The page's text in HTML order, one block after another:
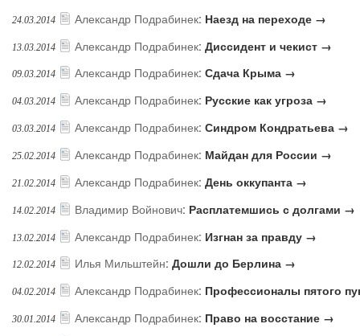
24.03.2014 Александр Подрабинек: Наезд на переходе →
13.03.2014 Александр Подрабинек: Диссидент и чекист →
09.03.2014 Александр Подрабинек: Сдача Крыма →
04.03.2014 Александр Подрабинек: Русские как угроза →
03.03.2014 Александр Подрабинек: Синдром Кондратьева →
25.02.2014 Александр Подрабинек: Майдан для России →
21.02.2014 Александр Подрабинек: День оккупанта →
14.02.2014 Владимир Войнович: Расплатемшись с долгами →
13.02.2014 Александр Подрабинек: Изгнан за правду →
12.02.2014 Илья Мильштейн: Дошли до Берлина →
04.02.2014 Александр Подрабинек: Профессионалы пятого
30.01.2014 Александр Подрабинек: Право на восстание →